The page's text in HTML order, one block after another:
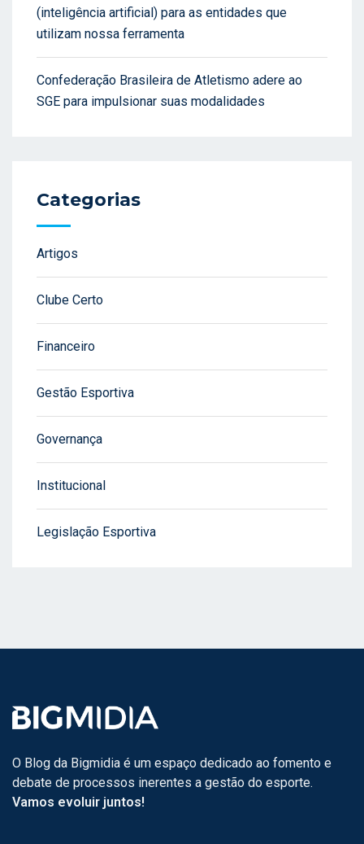
(inteligência artificial) para as entidades que
utilizam nossa ferramenta
Confederação Brasileira de Atletismo adere ao
SGE para impulsionar suas modalidades
Categorias
Artigos
Clube Certo
Financeiro
Gestão Esportiva
Governança
Institucional
Legislação Esportiva
O Blog da Bigmidia é um espaço dedicado ao fomento e
debate de processos inerentes a gestão do esporte.
Vamos evoluir juntos!